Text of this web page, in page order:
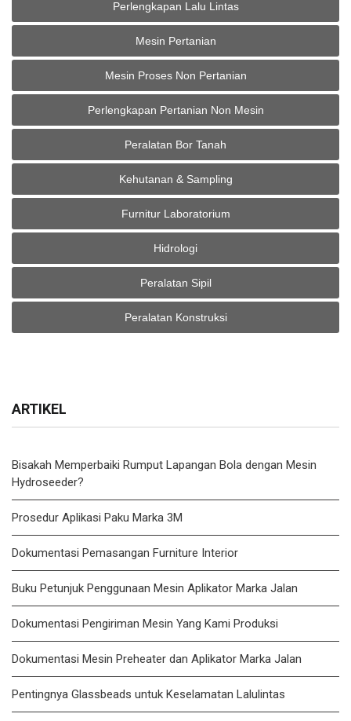
Perlengkapan Lalu Lintas
Mesin Pertanian
Mesin Proses Non Pertanian
Perlengkapan Pertanian Non Mesin
Peralatan Bor Tanah
Kehutanan & Sampling
Furnitur Laboratorium
Hidrologi
Peralatan Sipil
Peralatan Konstruksi
ARTIKEL
Bisakah Memperbaiki Rumput Lapangan Bola dengan Mesin
Hydroseeder?
Prosedur Aplikasi Paku Marka 3M
Dokumentasi Pemasangan Furniture Interior
Buku Petunjuk Penggunaan Mesin Aplikator Marka Jalan
Dokumentasi Pengiriman Mesin Yang Kami Produksi
Dokumentasi Mesin Preheater dan Aplikator Marka Jalan
Pentingnya Glassbeads untuk Keselamatan Lalulintas